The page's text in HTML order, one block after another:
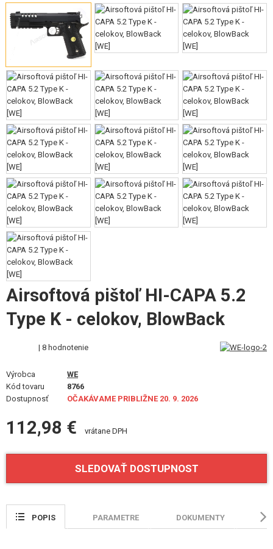
VÝSTROJ, UNIFORMY, PÚZDRA
MASKOVANIE, FARBY, PÁSKY
VYSIELAČKY, HEADSETY, KAMERY
DOPLNKY K ZBRANIAM, POPRUHY
NÁHRADNÉ DIELY ZBRANÍ, UPGRADE
SERVIS A ÚDRŽBA ZBRANÍ
SEBAOBRANA, VÝCVIK, NOŽE
TERČE, STRELNICE
OUTDOOR A BUSHCRAFT
JEDLO
STAVEBNICE, MODELY
ZĽAVY, AKCIE
KONTAKT
Airsoftová pištoľ HI-CAPA 5.2
Type K - celokov, BlowBack
| 8 hodnotenie
Výrobca
WE
Kód tovaru
8766
Dostupnosť
OČAKÁVAME PRIBLIŽNE 20. 9. 2026
112,98 € vrátane DPH
SLEDOVAŤ DOSTUPNOST
POPIS PARAMETRE DOKUMENTY